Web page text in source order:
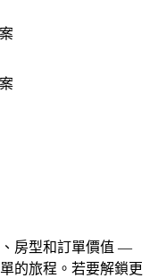
房型和訂單價值 —
的旅程。若要解鎖更